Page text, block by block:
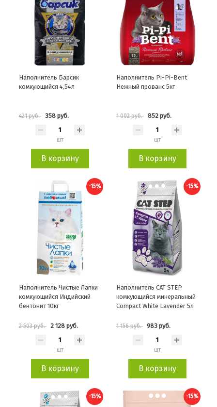
Наполнитель Барсик
комкующийся 4,54л
421 руб. 358 руб.
шт
В корзину
Наполнитель Pi-Pi-Bent
Нежный прованс 5кг
1 002 руб. 852 руб.
шт
В корзину
-15%
Наполнитель Чистые Лапки
комкующийся Индийский
бентонит 10кг
2 503 руб. 2 128 руб.
шт
В корзину
-15%
Наполнитель CAT STEP
комкующийся минеральный
Compact White Lavеnder 5л
1 156 руб. 983 руб.
шт
В корзину
-15% -15%